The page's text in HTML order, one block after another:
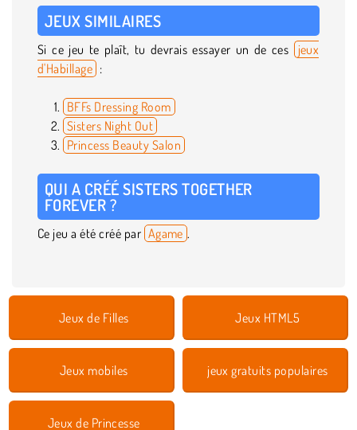
JEUX SIMILAIRES
Si ce jeu te plaît, tu devrais essayer un de ces
jeux
d'Habillage :
BFFs Dressing Room
Sisters Night Out
Princess Beauty Salon
QUI A CRÉÉ SISTERS TOGETHER
FOREVER ?
Ce jeu a été créé par Agame .
Jeux de Filles Jeux HTML5
Jeux mobiles jeux gratuits populaires
Jeux de Princesse